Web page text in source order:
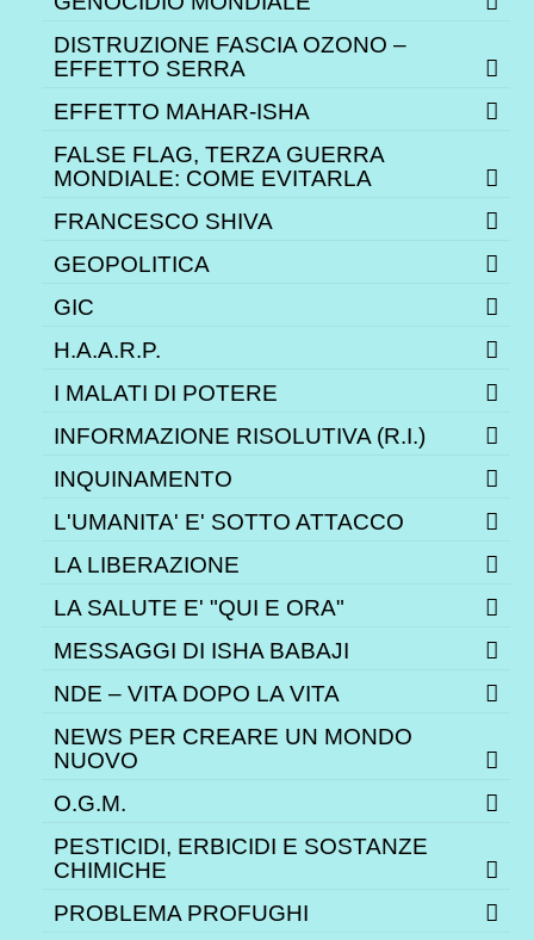
DISTRUZIONE FASCIA OZONO –
EFFETTO SERRA
EFFETTO MAHAR-ISHA
FALSE FLAG, TERZA GUERRA
MONDIALE: COME EVITARLA
FRANCESCO SHIVA
GEOPOLITICA
GIC
H.A.A.R.P.
I MALATI DI POTERE
INFORMAZIONE RISOLUTIVA (R.I.)
INQUINAMENTO
L'UMANITA' E' SOTTO ATTACCO
LA LIBERAZIONE
LA SALUTE E' "QUI E ORA"
MESSAGGI DI ISHA BABAJI
NDE – VITA DOPO LA VITA
NEWS PER CREARE UN MONDO
NUOVO
O.G.M.
PESTICIDI, ERBICIDI E SOSTANZE
CHIMICHE
PROBLEMA PROFUGHI